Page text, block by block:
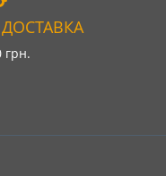
грн.